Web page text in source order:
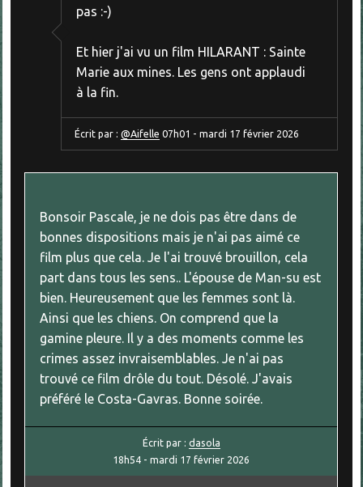
pas :-)
Et hier j'ai vu un film HILARANT : Sainte
Marie aux mines. Les gens ont applaudi
à la fin.
Écrit par :@Aifelle 07h01 -mardi 17 février 2026
Bonsoir Pascale, je ne dois pas être dans de
bonnes dispositions mais je n'ai pas aimé ce
film plus que cela. Je l'ai trouvé brouillon, cela
part dans tous les sens.. L'épouse de Man-su est
bien. Heureusement que les femmes sont là.
Ainsi que les chiens. On comprend que la
gamine pleure. Il y a des moments comme les
crimes assez invraisemblables. Je n'ai pas
trouvé ce film drôle du tout. Désolé. J'avais
préféré le Costa-Gavras. Bonne soirée.
Écrit par : dasola
18h54 -mardi 17 février 2026